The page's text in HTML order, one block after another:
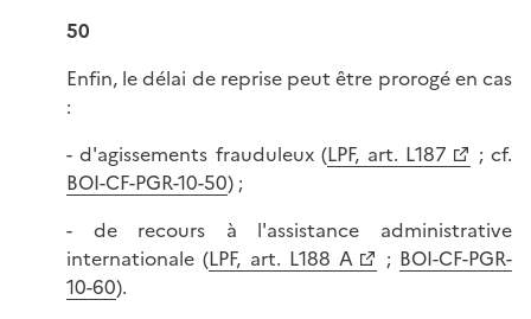
50
Enfin, le délai de reprise peut être prorogé en cas
:
- d'agissements frauduleux (LPF, art. L187
; cf.
BOI-CF-PGR-10-50) ;
- de recours à l'assistance administrative
internationale (LPF, art. L188 A ; BOI-CF-PGR-
10-60).